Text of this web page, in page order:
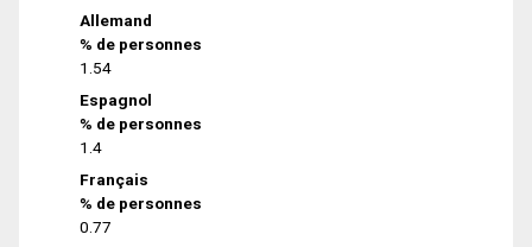
Allemand
% de personnes
1.54
Espagnol
% de personnes
1.4
Français
% de personnes
0.77